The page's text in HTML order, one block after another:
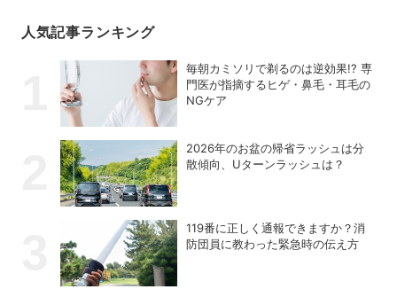
人気記事ランキング
毎朝カミソリで剃るのは逆効果!? 専
門医が指摘するヒゲ・鼻毛・耳毛の
NGケア
2026年のお盆の帰省ラッシュは分
散傾向、Uターンラッシュは？
119番に正しく通報できますか？消
防団員に教わった緊急時の伝え方